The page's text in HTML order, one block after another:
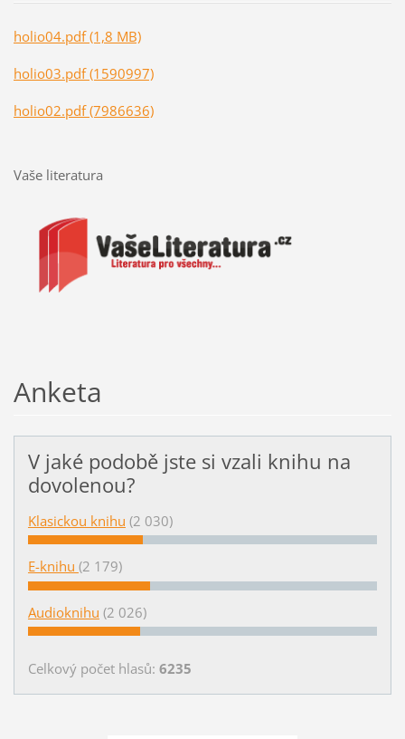
holio04.pdf (1,8 MB)
holio03.pdf (1590997)
holio02.pdf (7986636)
Vaše literatura
Anketa
V jaké podobě jste si vzali knihu na
dovolenou?
Klasickou knihu (2 030)
E-knihu (2 179)
Audioknihu (2 026)
Celkový počet hlasů: 6235